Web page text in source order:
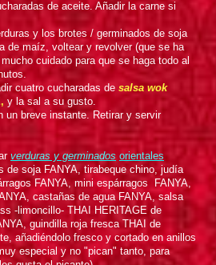
de aceite. Añadir la carne si
y los brotes / germinados de soja
de maíz, voltear y revolver (que se ha
cuidado para que se haga todo al
cuatro cucharadas de salsa wok
y la sal a su gusto.
un breve instante. Retirar y servir
verduras y germinados orientales
de soja FANYA, tirabeque chino, judía
FANYA, mini espárragos FANYA,
castañas de agua FANYA, salsa
-limoncillo- THAI HERITAGE de
guindilla roja fresca THAI de
añadiéndolo fresco y cortado en anillos
especial y no "pican" tanto, para